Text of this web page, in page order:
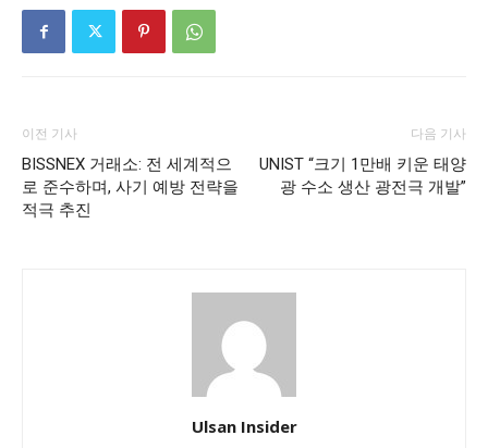
이전 기사
BISSNEX 거래소: 전 세계적으
로 준수하며, 사기 예방 전략을
적극 추진
다음 기사
UNIST “크기 1만배 키운 태양
광 수소 생산 광전극 개발”
Ulsan Insider